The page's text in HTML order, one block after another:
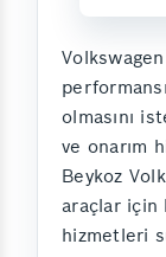
olmasını
ve onarım
Beykoz
araçlar için
hizmetleri